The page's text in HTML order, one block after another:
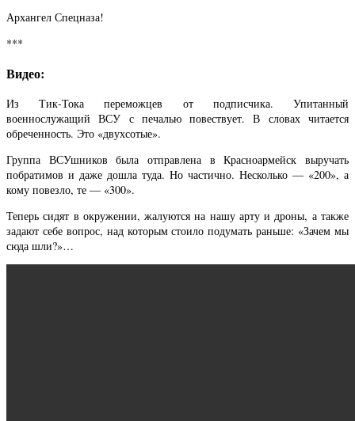
Архангел Спецназа!
***
Видео:
Из Тик-Тока переможцев от подписчика. Упитанный
военнослужащий ВСУ с печалью повествует. В словах читается
обреченность. Это «двухсотые».
Группа ВСУшников была отправлена в Красноармейск выручать
побратимов и даже дошла туда. Но частично. Несколько — «200», а
кому повезло, те — «300».
Теперь сидят в окружении, жалуются на нашу арту и дроны, а также
задают себе вопрос, над которым стоило подумать раньше: «Зачем мы
сюда шли?»…